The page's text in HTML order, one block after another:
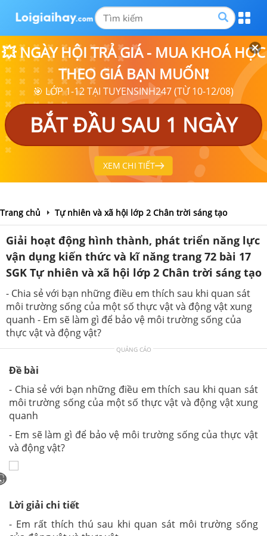
💥 NGÀY HỘI TRẢ GIÁ - MUA KHOÁ HỌC
THEO GIÁ BẠN MUỐN❗
🎯 LỚP 1-12 TẠI TUYENSINH247 (TỪ 10-12/08)
BẮT ĐẦU SAU 1 NGÀY
XEM CHI TIẾT
Trang chủ Tự nhiên và xã hội lớp 2 Chân trời sáng tạo
Giải hoạt động hình thành, phát triển năng lực
vận dụng kiến thức và kĩ năng trang 72 bài 17
SGK Tự nhiên và xã hội lớp 2 Chân trời sáng tạo
- Chia sẻ với bạn những điều em thích sau khi quan sát
môi trường sống của một số thực vật và động vật xung
quanh - Em sẽ làm gì để bảo vệ môi trường sống của
thực vật và động vật?
QUẢNG CÁO
Đề bài
- Chia sẻ với bạn những điều em thích sau khi quan sát
môi trường sống của một số thực vật và động vật xung
quanh
- Em sẽ làm gì để bảo vệ môi trường sống của thực vật
và động vật?
Lời giải chi tiết
- Em rất thích thú sau khi quan sát môi trường sống